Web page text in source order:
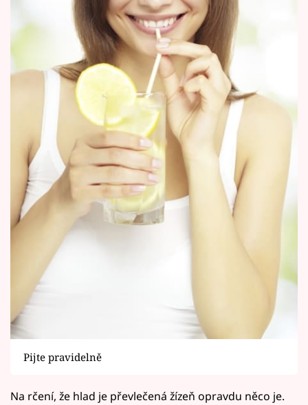
Pijte pravidelně
Na rčení, že hlad je převlečená žízeň opravdu něco je.